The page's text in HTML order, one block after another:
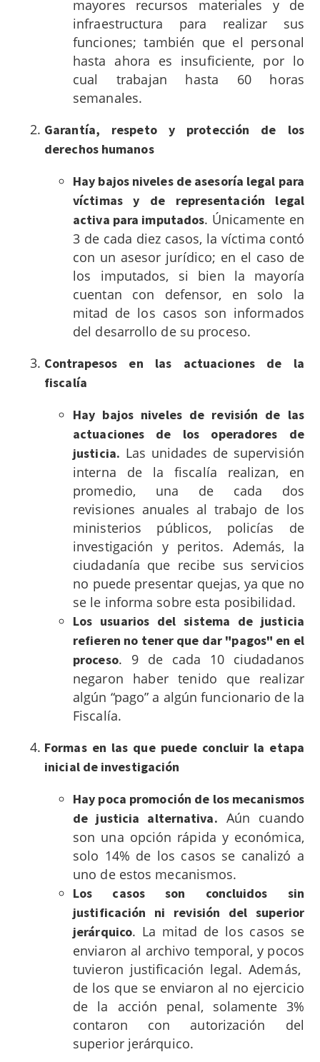
mayores recursos materiales y de
infraestructura para realizar sus
funciones; también que el personal
hasta ahora es insuficiente, por lo
cual trabajan hasta 60 horas
semanales.
Garantía, respeto y protección de los
derechos humanos
Hay bajos niveles de asesoría legal para
víctimas y de representación legal
activa para imputados. Únicamente en
3 de cada diez casos, la víctima contó
con un asesor jurídico; en el caso de
los imputados, si bien la mayoría
cuentan con defensor, en solo la
mitad de los casos son informados
del desarrollo de su proceso.
Contrapesos en las actuaciones de la
fiscalía
Hay bajos niveles de revisión de las
actuaciones de los operadores de
justicia. Las unidades de supervisión
interna de la fiscalía realizan, en
promedio, una de cada dos
revisiones anuales al trabajo de los
ministerios públicos, policías de
investigación y peritos. Además, la
ciudadanía que recibe sus servicios
no puede presentar quejas, ya que no
se le informa sobre esta posibilidad.
Los usuarios del sistema de justicia
refieren no tener que dar "pagos" en el
proceso. 9 de cada 10 ciudadanos
negaron haber tenido que realizar
algún “pago” a algún funcionario de la
Fiscalía.
Formas en las que puede concluir la etapa
inicial de investigación
Hay poca promoción de los mecanismos
de justicia alternativa. Aún cuando
son una opción rápida y económica,
solo 14% de los casos se canalizó a
uno de estos mecanismos.
Los casos son concluidos sin
justificación ni revisión del superior
jerárquico. La mitad de los casos se
enviaron al archivo temporal, y pocos
tuvieron justificación legal. Además,
de los que se enviaron al no ejercicio
de la acción penal, solamente 3%
contaron con autorización del
superior jerárquico.